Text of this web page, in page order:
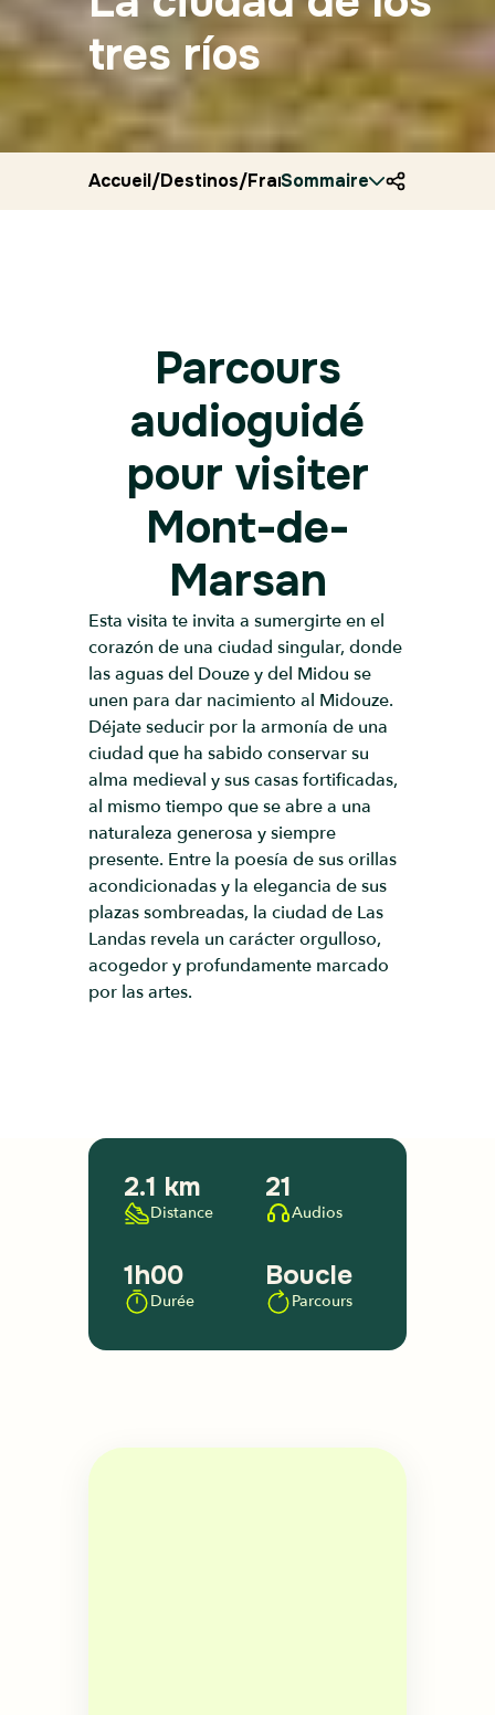
tres ríos
Accueil/Destinos/Francia/Ryocity/Mont de
Sommaire
Parcours
audioguidé
pour visiter
Mont-de-
Marsan
Esta visita te invita a sumergirte en el
corazón de una ciudad singular, donde
las aguas del Douze y del Midou se
unen para dar nacimiento al Midouze.
Déjate seducir por la armonía de una
ciudad que ha sabido conservar su
alma medieval y sus casas fortificadas,
al mismo tiempo que se abre a una
naturaleza generosa y siempre
presente. Entre la poesía de sus orillas
acondicionadas y la elegancia de sus
plazas sombreadas, la ciudad de Las
Landas revela un carácter orgulloso,
acogedor y profundamente marcado
por las artes.
2.1 km
Distance
21
Audios
1h00
Durée
Boucle
Parcours